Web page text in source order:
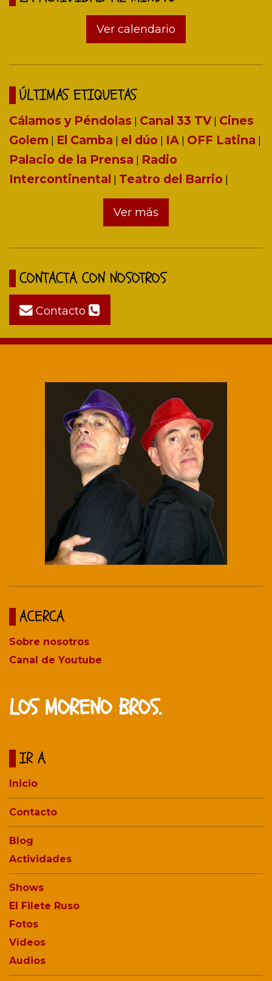
Ver calendario
ÚLTIMAS ETIQUETAS
Cálamos y Péndolas Canal 33 TV Cines
Golem
El Camba el dúo IA OFF Latina
Palacio de la Prensa
Radio
Intercontinental
Teatro del Barrio
Ver más
CONTACTA CON NOSOTROS
Contacto
ACERCA
Sobre nosotros
Canal de Youtube
LOS MORENO BROS.
IR A
Inicio
Contacto
Blog
Actividades
Shows
El Filete Ruso
Fotos
Vídeos
Audios